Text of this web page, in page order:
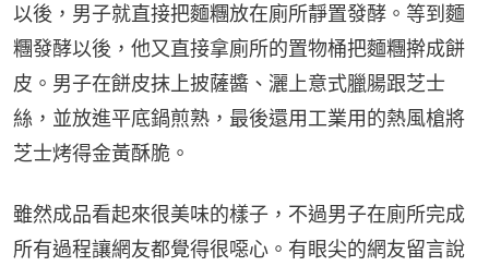
以後，男子就直接把麵糰放在廁所靜置發酵。等到麵
糰發酵以後，他又直接拿廁所的置物桶把麵糰擀成餅
皮。男子在餅皮抹上披薩醬、灑上意式臘腸跟芝士
絲，並放進平底鍋煎熟，最後還用工業用的熱風槍將
芝士烤得金黃酥脆。
雖然成品看起來很美味的樣子，不過男子在廁所完成
所有過程讓網友都覺得很噁心。有眼尖的網友留言說